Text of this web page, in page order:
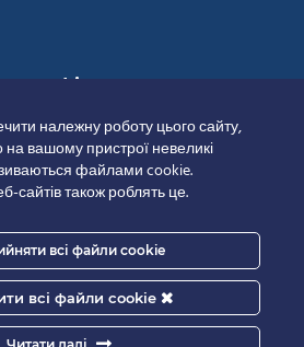
належну роботу цього сайту,
на вашому пристрої невеликі
файлами cookie.
сайтів також роблять це.
всі файли cookie
всі файли cookie